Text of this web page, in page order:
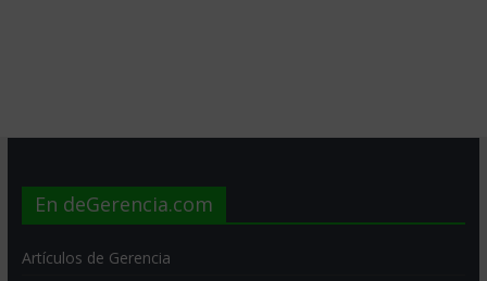
En deGerencia.com
Artículos de Gerencia